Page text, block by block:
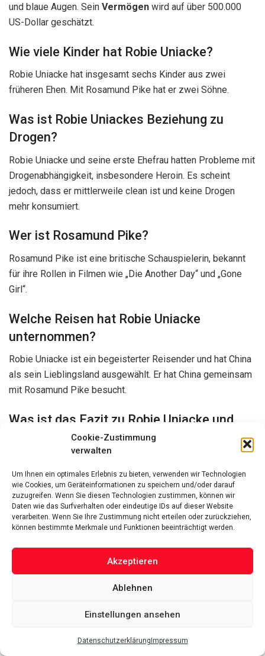
Cookie-Zustimmung
verwalten
Um Ihnen ein optimales Erlebnis zu bieten, verwenden wir Technologien
wie Cookies, um Geräteinformationen zu speichern und/oder darauf
zuzugreifen. Wenn Sie diesen Technologien zustimmen, können wir
Daten wie das Surfverhalten oder eindeutige IDs auf dieser Website
verarbeiten. Wenn Sie Ihre Zustimmung nicht erteilen oder zurückziehen,
können bestimmte Merkmale und Funktionen beeinträchtigt werden.
Akzeptieren
Ablehnen
Einstellungen ansehen
Datenschutzerklärung Impressum
und blaue Augen. Sein Vermögen wird auf über 500.000
US-Dollar geschätzt.
Wie viele Kinder hat Robie Uniacke?
Robie Uniacke hat insgesamt sechs Kinder aus zwei
früheren Ehen. Mit Rosamund Pike hat er zwei Söhne.
Was ist Robie Uniackes Beziehung zu
Drogen?
Robie Uniacke und seine erste Ehefrau hatten Probleme mit
Drogenabhängigkeit, insbesondere Heroin. Es scheint
jedoch, dass er mittlerweile clean ist und keine Drogen
mehr konsumiert.
Wer ist Rosamund Pike?
Rosamund Pike ist eine britische Schauspielerin, bekannt
für ihre Rollen in Filmen wie „Die Another Day“ und „Gone
Girl“.
Welche Reisen hat Robie Uniacke
unternommen?
Robie Uniacke ist ein begeisterter Reisender und hat China
als sein Lieblingsland ausgewählt. Er hat China gemeinsam
mit Rosamund Pike besucht.
Was ist das Fazit zu Robie Uniacke und
Rosamund Pike?
glückliche Beziehung zu der berühmten Schauspielerin
Rosamund Pike hat. Sie teilen gemeinsameInteressen
und Reiseleidenschaft.
Verbunden:
Paola Franchi – Italienische Stilikone und
Tricia Davis – Erfolgsgeschichten und Inspiration
Jack Oscar Statham – Hollywoods Neuer Stern